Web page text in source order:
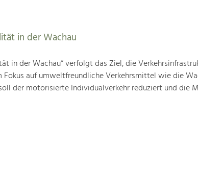
in der Wachau
in der Wachau“ verfolgt das Ziel, die
auf umweltfreundliche Verkehrsmittel wie die
der motorisierte Individualverkehr reduziert und die